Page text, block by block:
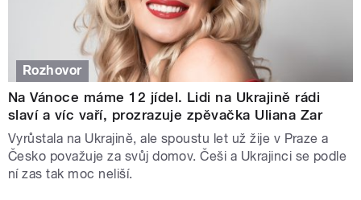
Rozhovor
Na Vánoce máme 12 jídel. Lidi na Ukrajině rádi
slaví a víc vaří, prozrazuje zpěvačka Uliana Zar
Vyrůstala na Ukrajině, ale spoustu let už žije v Praze a
Česko považuje za svůj domov. Češi a Ukrajinci se podle
ní zas tak moc neliší.